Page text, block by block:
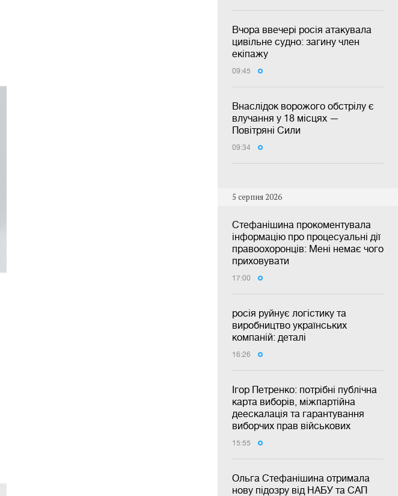
Вчора ввечері росія атакувала
цивільне судно: загину член
екіпажу
09:45
Внаслідок ворожого обстрілу є
влучання у 18 місцях —
Повітряні Сили
09:34
5 серпня 2026
Стефанішина прокоментувала
інформацію про процесуальні дії
правоохоронців: Мені немає чого
приховувати
17:00
росія руйнує логістику та
виробництво українських
компаній: деталі
16:26
Ігор Петренко: потрібні публічна
карта виборів, міжпартійна
деескалація та гарантування
виборчих прав військових
15:55
Ольга Стефанішина отримала
нову підозру від НАБУ та САП